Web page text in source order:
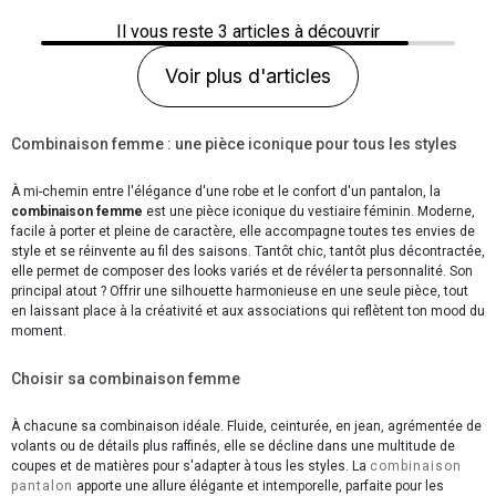
Il vous reste 3 articles à découvrir
Voir plus d'articles
Combinaison femme : une pièce iconique pour tous les styles
À mi-chemin entre l'élégance d'une robe et le confort d'un pantalon, la
combinaison femme est une pièce iconique du vestiaire féminin. Moderne,
facile à porter et pleine de caractère, elle accompagne toutes tes envies de
style et se réinvente au fil des saisons. Tantôt chic, tantôt plus décontractée,
elle permet de composer des looks variés et de révéler ta personnalité. Son
principal atout ? Offrir une silhouette harmonieuse en une seule pièce, tout
en laissant place à la créativité et aux associations qui reflètent ton mood du
moment.
Choisir sa combinaison femme
À chacune sa combinaison idéale. Fluide, ceinturée, en jean, agrémentée de
volants ou de détails plus raffinés, elle se décline dans une multitude de
coupes et de matières pour s'adapter à tous les styles. La combinaison
pantalon apporte une allure élégante et intemporelle, parfaite pour les